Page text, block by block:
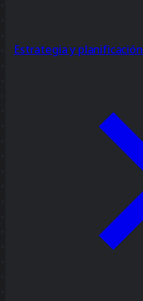
Estrategia y planificación